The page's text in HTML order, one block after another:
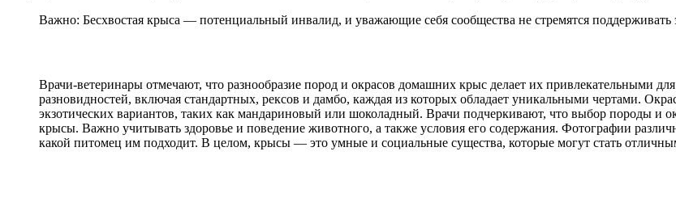
Важно: Бесхвостая крыса — потенциальный инвалид, и уважающие себя сообщества не стремятся поддерживать
Врачи-ветеринары отмечают, что разнообразие пород и окрасов домашних крыс делает их привлекательными
разновидностей, включая стандартных, рексов и дамбо, каждая из которых обладает уникальными чертами.
экзотических вариантов, таких как мандариновый или шоколадный. Врачи подчеркивают, что выбор породы и
крысы. Важно учитывать здоровье и поведение животного, а также условия его содержания. Фотографии
какой питомец им подходит. В целом, крысы — это умные и социальные существа, которые могут стать